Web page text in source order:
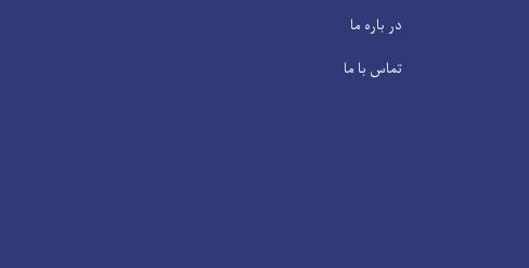
در باره ما
تماس با ما